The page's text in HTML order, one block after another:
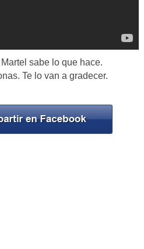
sabe lo que hace.
Te lo van a gradecer.